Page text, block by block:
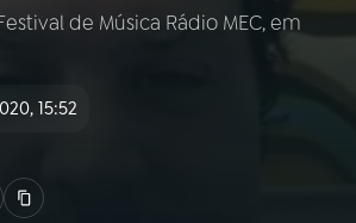
AO VIVO
de Música Rádio MEC, em
15:52